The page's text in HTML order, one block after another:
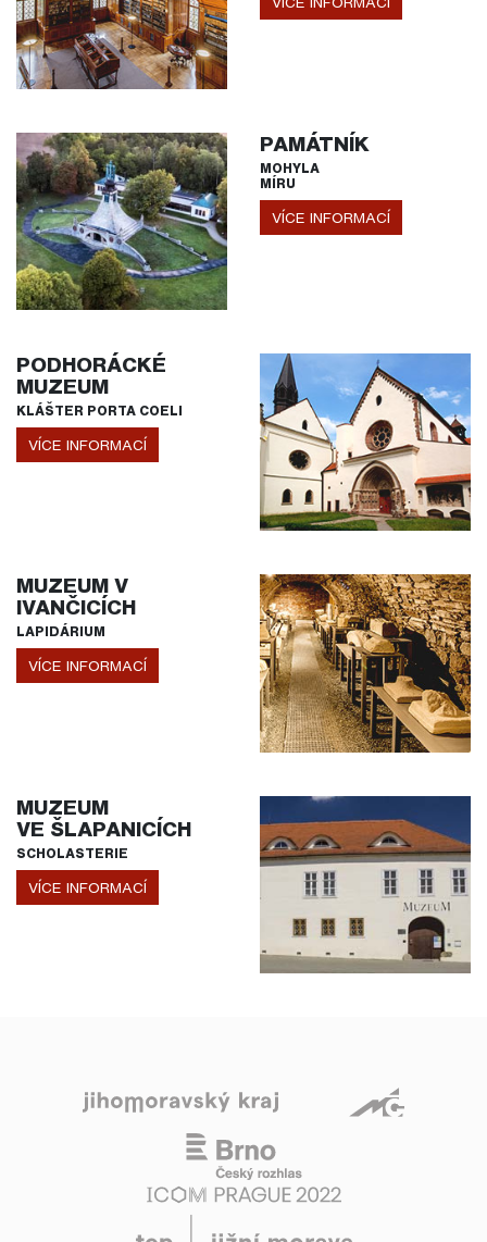
PAMÁTNÍK
MOHYLA
MÍRU
VÍCE INFORMACÍ
PODHORÁCKÉ
MUZEUM
KLÁŠTER PORTA COELI
VÍCE INFORMACÍ
MUZEUM V
IVANČICÍCH
LAPIDÁRIUM
VÍCE INFORMACÍ
MUZEUM
VE ŠLAPANICÍCH
SCHOLASTERIE
VÍCE INFORMACÍ